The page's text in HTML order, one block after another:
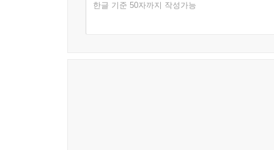
한글 기준 50자까지 작성가능